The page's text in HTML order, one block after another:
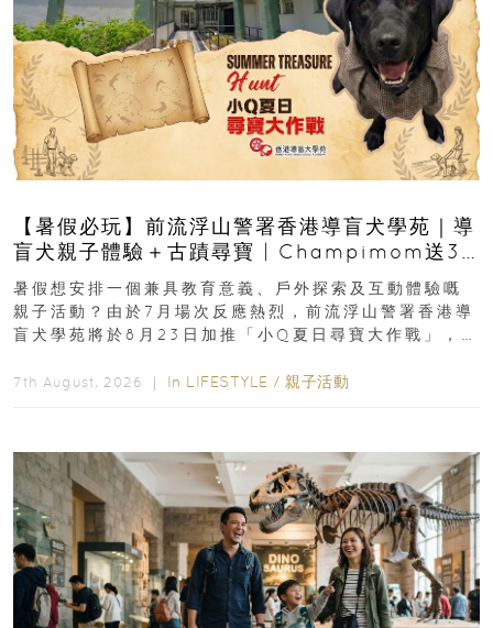
【暑假必玩】前流浮山警署香港導盲犬學苑｜導
盲犬親子體驗＋古蹟尋寶 | Champimom送3
組免費名額
暑假想安排一個兼具教育意義、戶外探索及互動體驗嘅
親子活動？由於7月場次反應熱烈，前流浮山警署香港導
盲犬學苑將於8月23日加推「小Q夏日尋寶大作戰」，家
7th August, 2026 ｜ In LIFESTYLE / 親子活動